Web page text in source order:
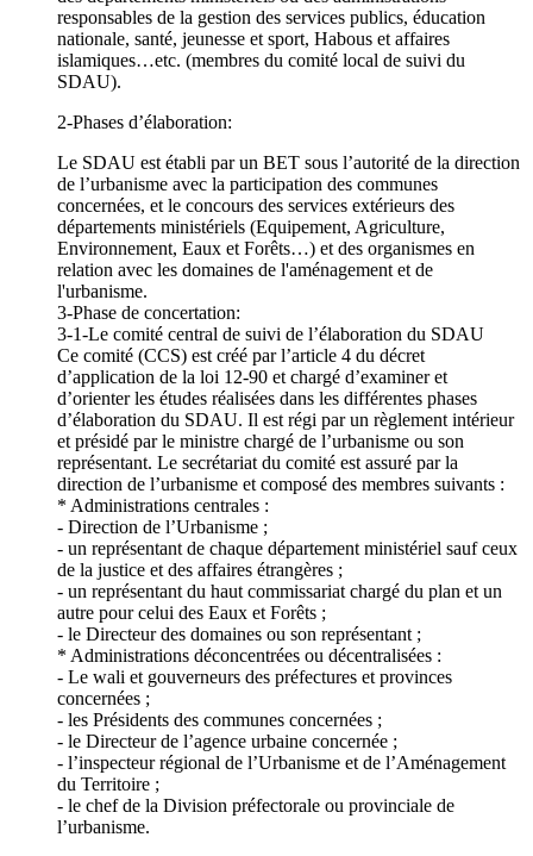
responsables de la gestion des services publics, éducation
nationale, santé, jeunesse et sport, Habous et affaires
islamiques…etc. (membres du comité local de suivi du
SDAU).
2-Phases d’élaboration:
Le SDAU est établi par un BET sous l’autorité de la direction
de l’urbanisme avec la participation des communes
concernées, et le concours des services extérieurs des
départements ministériels (Equipement, Agriculture,
Environnement, Eaux et Forêts…) et des organismes en
relation avec les domaines de l'aménagement et de
l'urbanisme.
3-Phase de concertation:
3-1-Le comité central de suivi de l’élaboration du SDAU
Ce comité (CCS) est créé par l’article 4 du décret
d’application de la loi 12-90 et chargé d’examiner et
d’orienter les études réalisées dans les différentes phases
d’élaboration du SDAU. Il est régi par un règlement intérieur
et présidé par le ministre chargé de l’urbanisme ou son
représentant. Le secrétariat du comité est assuré par la
direction de l’urbanisme et composé des membres suivants :
* Administrations centrales :
- Direction de l’Urbanisme ;
- un représentant de chaque département ministériel sauf ceux
de la justice et des affaires étrangères ;
- un représentant du haut commissariat chargé du plan et un
autre pour celui des Eaux et Forêts ;
- le Directeur des domaines ou son représentant ;
* Administrations déconcentrées ou décentralisées :
- Le wali et gouverneurs des préfectures et provinces
concernées ;
- les Présidents des communes concernées ;
- le Directeur de l’agence urbaine concernée ;
- l’inspecteur régional de l’Urbanisme et de l’Aménagement
du Territoire ;
- le chef de la Division préfectorale ou provinciale de
l’urbanisme.